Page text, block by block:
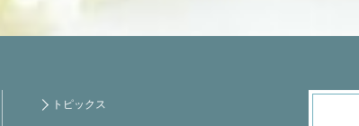
トピックス